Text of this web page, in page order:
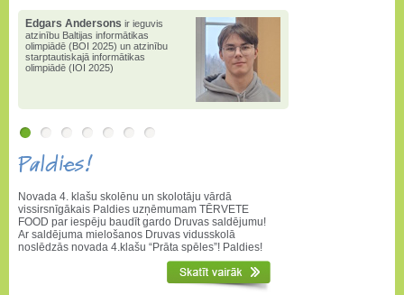
Edgars Andersons ir ieguvis
atzinību Baltijas informātikas
olimpiādē (BOI 2025) un atzinību
starptautiskajā informātikas
olimpiādē (IOI 2025)
Paldies!
Novada 4. klašu skolēnu un skolotāju vārdā
vissirsnīgākais Paldies uzņēmumam TĒRVETE
FOOD par iespēju baudīt gardo Druvas saldējumu!
Ar saldējuma mielošanos Druvas vidusskolā
noslēdzās novada 4.klašu “Prāta spēles”! Paldies!